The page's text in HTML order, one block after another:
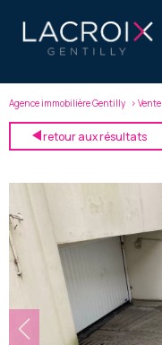
Agence immobilière Gentilly Vente
retour aux résultats